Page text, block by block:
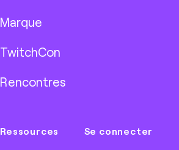
Marque
TwitchCon
Rencontres
Ressources Se connecter